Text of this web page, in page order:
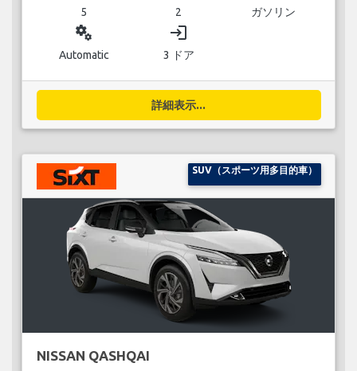
5 2 ガソリン
miscellaneous_services
Automatic
login
3 ドア
詳細表示...
SUV（スポーツ用多目的車）
NISSAN QASHQAI